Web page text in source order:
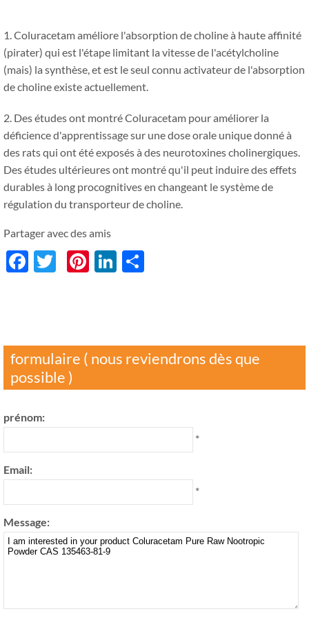
1. Coluracetam améliore l'absorption de choline à haute affinité
(pirater) qui est l'étape limitant la vitesse de l'acétylcholine
(mais) la synthèse, et est le seul connu activateur de l'absorption
de choline existe actuellement.
2. Des études ont montré Coluracetam pour améliorer la
déficience d'apprentissage sur une dose orale unique donné à
des rats qui ont été exposés à des neurotoxines cholinergiques.
Des études ultérieures ont montré qu'il peut induire des effets
durables à long procognitives en changeant le système de
régulation du transporteur de choline.
Partager avec des amis
Facebook
Twitter
Pinterest
LinkedIn
formulaire ( nous reviendrons dès que
possible )
prénom:
*
Email:
*
Message: